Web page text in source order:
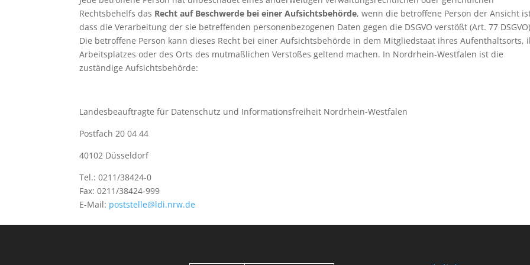
Rechtsbehelfs das Recht auf Beschwerde bei einer Aufsichtsbehörde, wenn die betroffene Person der Ansicht
dass die Verarbeitung der sie betreffenden personenbezogenen Daten gegen die DSGVO verstößt (Art. 77
Die betroffene Person kann dieses Recht bei einer Aufsichtsbehörde in dem Mitgliedstaat ihres Aufenthaltsorts,
Arbeitsplatzes oder des Orts des mutmaßlichen Verstoßes geltend machen. In Nordrhein-Westfalen ist die
zuständige Aufsichtsbehörde:
Landesbeauftragte für Datenschutz und Informationsfreiheit Nordrhein-Westfalen
Postfach 20 04 44
40102 Düsseldorf
Tel.: 0211/38424-0
Fax: 0211/38424-999
E-Mail: poststelle@ldi.nrw.de